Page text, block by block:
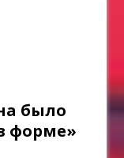
было
форме»